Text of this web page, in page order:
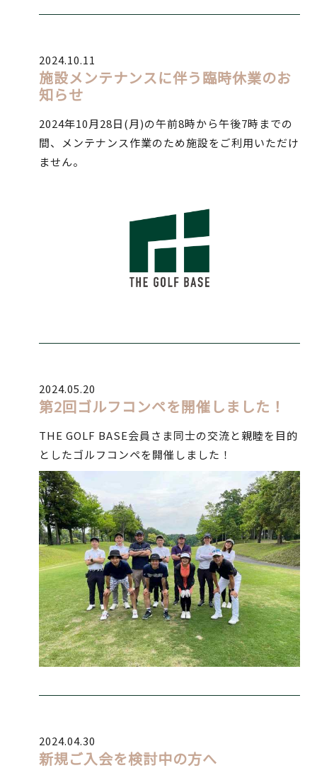
2024.10.11
施設メンテナンスに伴う臨時休業のお
知らせ
2024年10月28日(月)の午前8時から午後7時までの
間、メンテナンス作業のため施設をご利用いただけ
ません。
2024.05.20
第2回ゴルフコンペを開催しました！
THE GOLF BASE会員さま同士の交流と親睦を目的
としたゴルフコンペを開催しました！
2024.04.30
新規ご入会を検討中の方へ